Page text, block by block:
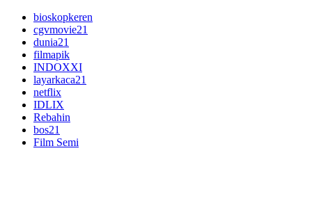
bioskopkeren
cgvmovie21
dunia21
filmapik
INDOXXI
layarkaca21
netflix
IDLIX
Rebahin
bos21
Film Semi